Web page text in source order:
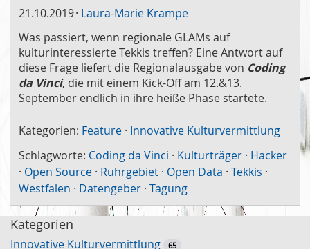
21.10.2019 Laura-Marie Krampe
Was passiert, wenn regionale GLAMs auf
kulturinteressierte Tekkis treffen? Eine Antwort auf
diese Frage liefert die Regionalausgabe von Coding
da Vinci, die mit einem Kick-Off am 12.&13.
September endlich in ihre heiße Phase startete.
Kategorien: Feature · Innovative Kulturvermittlung
Schlagworte: Coding da Vinci · Kulturträger · Hacker
· Open Source · Ruhrgebiet · Open Data · Tekkis ·
Westfalen · Datengeber · Tagung
Kategorien
Innovative Kulturvermittlung 65